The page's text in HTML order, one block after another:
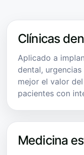
Clínicas
Aplicado a
dental,
mejor el valor
pacientes con
Medicina